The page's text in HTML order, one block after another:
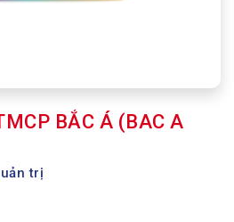
BẮC Á (BAC A
trị